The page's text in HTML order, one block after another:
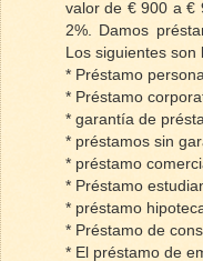
valor de € 900 a €
2%. Damos
Los siguientes son
* Préstamo
* Préstamo
* garantía de
* préstamos sin
* préstamo
* Préstamo
* préstamo
* Préstamo de
* El préstamo de